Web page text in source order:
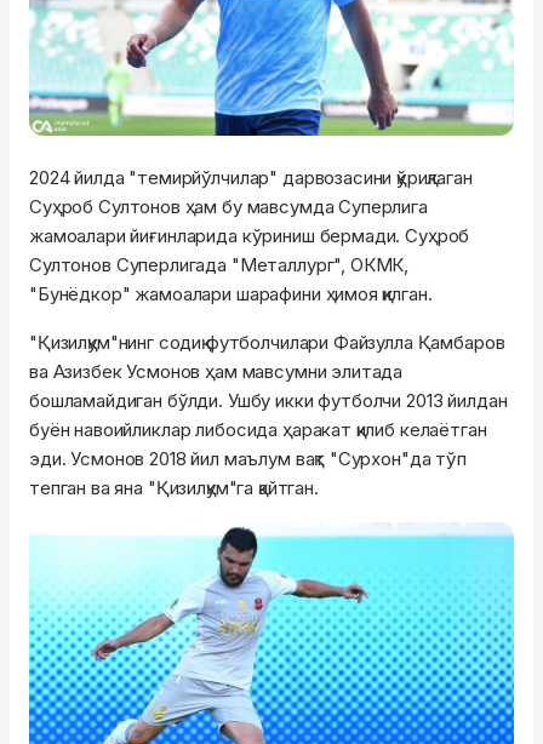
2024 йилда "темирйўлчилар" дарвозасини қўриқлаган
Суҳроб Султонов ҳам бу мавсумда Суперлига
жамоалари йиғинларида кўриниш бермади.Суҳроб
Султонов Суперлигада "Металлург", ОКМК,
"Бунёдкор" жамоалари шарафини ҳимоя қилган.
"Қизилқум"нингсодиқ футболчилари Файзулла Қамбаров
ва Азизбек Усмонов ҳам мавсумни элитада
бошламайдиган бўлди. Ушбу икки футболчи 2013 йилдан
буён навоийликлар либосида ҳаракат қилиб келаётган
эди.Усмонов 2018 йил маълум вақт "Сурхон"да тўп
тепган ва яна "Қизилқум"га қайтган.